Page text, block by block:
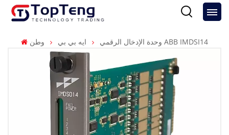
وطن ايه بي بي وحدة الإدخال الرقمي ABB IMDSI14